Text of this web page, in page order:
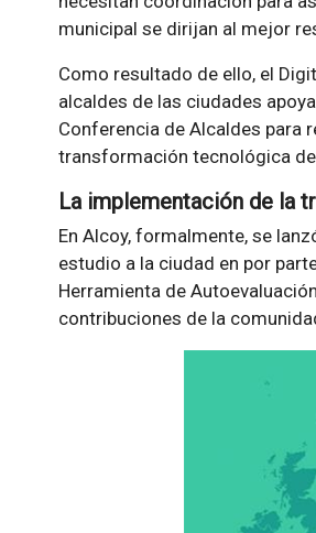
municipal se dirijan al mejor
Como resultado de ello, el
alcaldes de las ciudades
Conferencia de Alcaldes para
transformación tecnológica
La implementación de la
En Alcoy, formalmente, se
estudio a la ciudad en por
Herramienta de
contribuciones de la